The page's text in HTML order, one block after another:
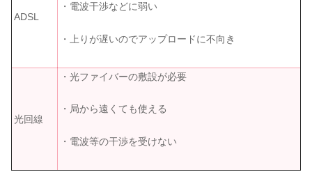
ADSL
・電波干渉などに弱い
・上りが遅いのでアップロードに不向き
光回線
・光ファイバーの敷設が必要
・局から遠くても使える
・電波等の干渉を受けない